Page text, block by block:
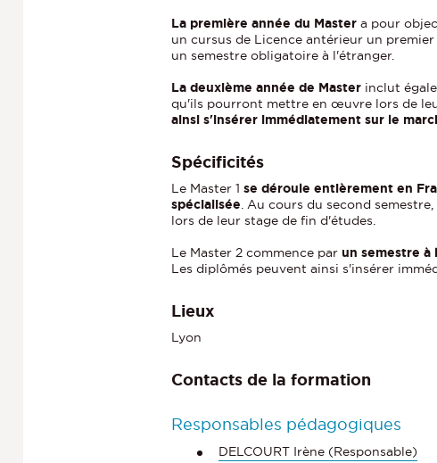
La première année du Master a pour
un cursus de Licence antérieur un
un semestre obligatoire à l'étranger.
La deuxième année de Master inclut
qu'ils pourront mettre en œuvre lors de
ainsi s'insérer immédiatement sur le
Spécificités
Le Master 1 se déroule entièrement en
spécialisée. Au cours du second
lors de leur stage de fin d'études.
Le Master 2 commence par un semestre à
Les diplômés peuvent ainsi s'insérer
Lieux
Lyon
Contacts de la formation
Responsables pédagogiques
DELCOURT Irène (Responsable)